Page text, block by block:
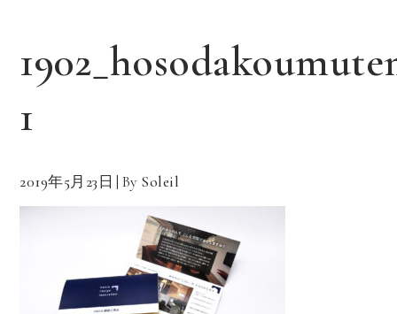
1
2019年5月23日 By Soleil